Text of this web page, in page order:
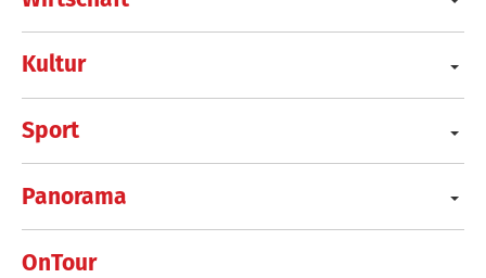
Kultur
Sport
Panorama
OnTour